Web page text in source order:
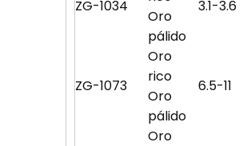
ZG-1034 3.1-3.6
Oro
pálido
ZG-1073
Oro
rico
6.5-11
Oro
pálido
Oro